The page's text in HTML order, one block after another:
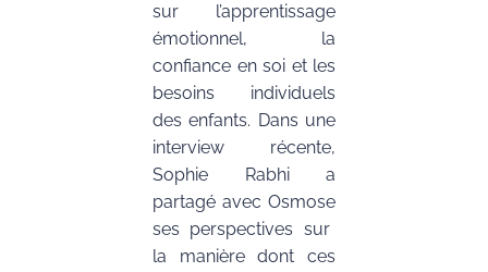
sur l’apprentissage
émotionnel, la
confiance en soi et les
besoins individuels
des enfants. Dans une
interview récente,
Sophie Rabhi a
partagé avec Osmose
ses perspectives sur
la manière dont ces